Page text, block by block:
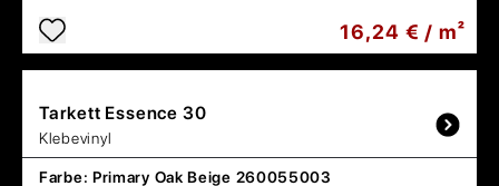
16,24 € / m²
Tarkett Essence 30
Klebevinyl
Farbe: Primary Oak Beige 260055003